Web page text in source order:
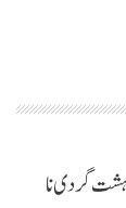
گردی نا